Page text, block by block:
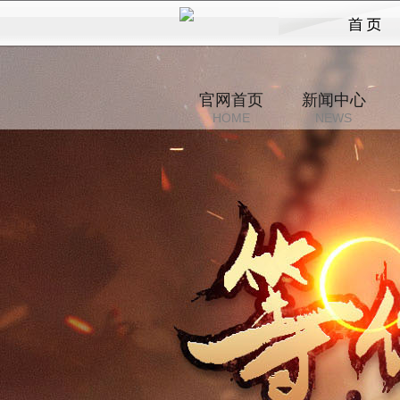
官网首页
HOME
新闻中心
NEWS